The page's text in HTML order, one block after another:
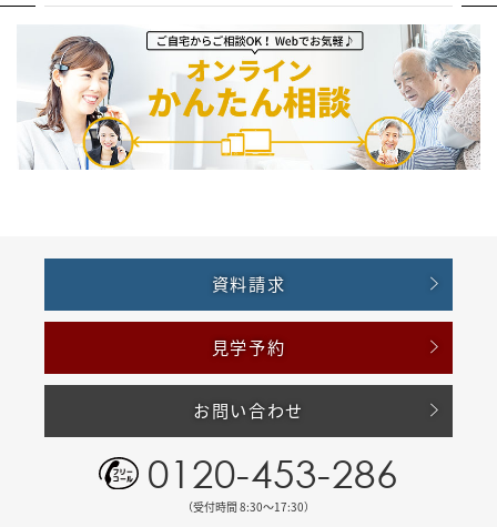
資料請求
見学予約
お問い合わせ
0120-453-286
（受付時間 8:30〜17:30）